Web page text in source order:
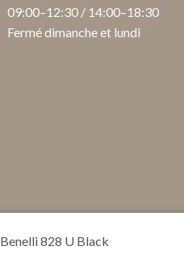
09:00–12:30 / 14:00–18:30
Fermé dimanche et lundi
Benelli 828 U Black